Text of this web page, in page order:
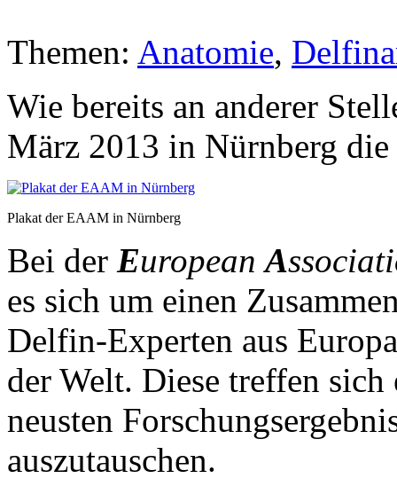
Themen: Anatomie,
Wie bereits an anderer
März 2013 in Nürnberg die
Plakat der EAAM in Nürnberg
Bei der EuropeanA
es sich um einen
Delfin-Experten aus
der Welt. Diese treffen
neusten
auszutauschen.